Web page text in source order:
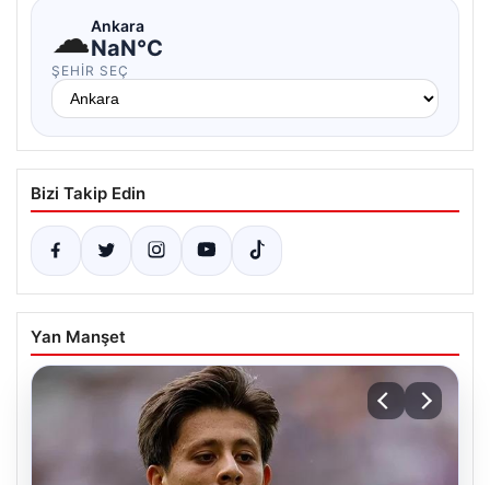
☁Ankara
NaN°C
ŞEHIR SEÇ
Bizi Takip Edin
Yan Manşet